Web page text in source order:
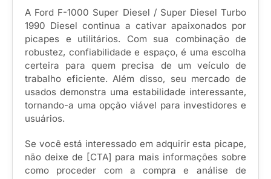
A Ford F-1000 Super Diesel / Super Diesel Turbo
1990 Diesel continua a cativar apaixonados por
picapes e utilitários. Com sua combinação de
robustez, confiabilidade e espaço, é uma escolha
certeira para quem precisa de um veículo de
trabalho eficiente. Além disso, seu mercado de
usados demonstra uma estabilidade interessante,
tornando-a uma opção viável para investidores e
usuários.
Se você está interessado em adquirir esta picape,
não deixe de [CTA] para mais informações sobre
como proceder com a compra e análise de